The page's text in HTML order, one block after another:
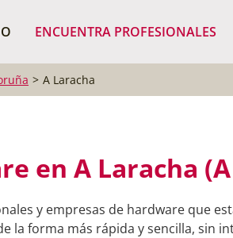
ENCUENTRA PROFESIONALES
A Laracha
en A Laracha
y empresas de hardware que
la forma más rápida y sencilla, sin